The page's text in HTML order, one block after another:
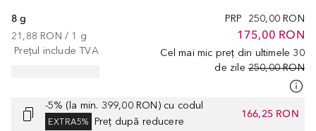
PRP 250,00 RON
175,00 RON
Cel mai mic preț din ultimele 30
de zile 250,00 RON
8 g
21,88 RON / 1 g
Prețul include TVA
-5% (la min. 399,00 RON) cu codul
EXTRA5% Preț după reducere
166,25 RON